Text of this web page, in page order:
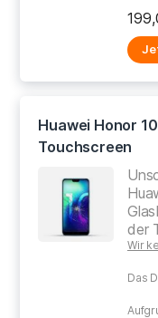
Ihres
Huawei Honor
Touchscreen
der
Wir
Das